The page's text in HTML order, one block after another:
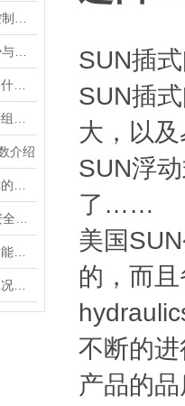
介绍
SUN插
SUN插
大，以
SUN浮
了……
美国
的，而
不断的
产品的